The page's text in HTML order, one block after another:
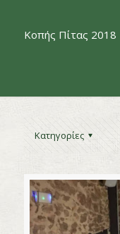
Κοπής Πίτας 2018
Κατηγορίες